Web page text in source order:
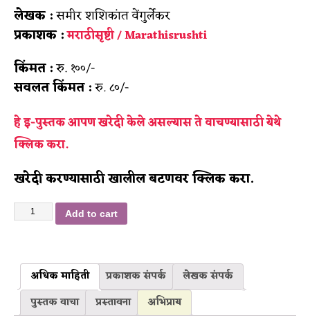
लेखक :समीर शशिकांत वेंगुर्लेकर
प्रकाशक :मराठीसृष्टी / Marathisrushti
किंमत :रु. १००/-
सवलत किंमत :रु. ८०/-
हे इ-पुस्तक आपण खरेदी केले असल्यास ते वाचण्यासाठीयेथे
क्लिक करा.
खरेदी करण्यासाठी खालील बटणवर क्लिक करा.
Add to cart
अधिक माहिती प्रकाशक संपर्क
लेखक संपर्क
पुस्तक वाचा
प्रस्तावना अभिप्राय